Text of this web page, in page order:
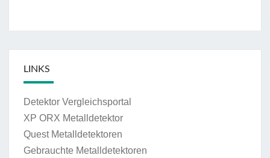
LINKS
Detektor Vergleichsportal
XP ORX Metalldetektor
Quest Metalldetektoren
Gebrauchte Metalldetektoren